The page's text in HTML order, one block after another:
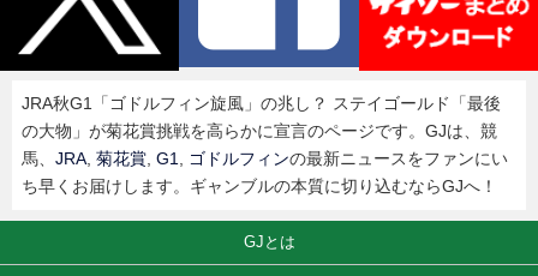
JRA秋G1「ゴドルフィン旋風」の兆し？ ステイゴールド「最後
の大物」が菊花賞挑戦を高らかに宣言のページです。GJは、競
馬、 JRA, 菊花賞, G1, ゴドルフィンの最新ニュースをファンにい
ち早くお届けします。ギャンブルの本質に切り込むならGJへ！
GJとは